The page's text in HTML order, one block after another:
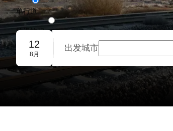
单行道
往返旅程
团体预订
12
8月
出发城市